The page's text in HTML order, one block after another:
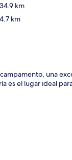
km
km
una
es el lugar ideal